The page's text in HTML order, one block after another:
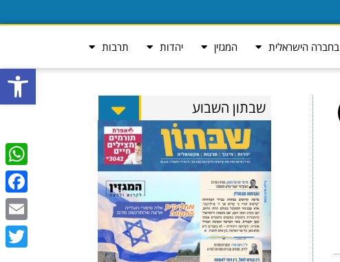
פתח
בחברה הישראלית המגזין יהדות תרבות
שבתון השבוע
Email